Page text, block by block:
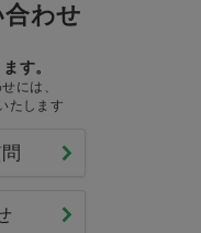
わせ
す。
には、
たします